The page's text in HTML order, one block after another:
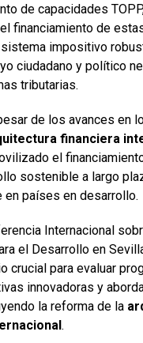
de capacidades
financiamiento de
impositivo
ciudadano y político
tributarias.
de los avances en
financiera
el
sostenible a largo
en países en desarrollo.
Internacional
el Desarrollo en
crucial para evaluar
innovadoras y
la reforma de la
.